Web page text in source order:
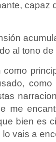
capaz
al tono de
me
bien es
vais a